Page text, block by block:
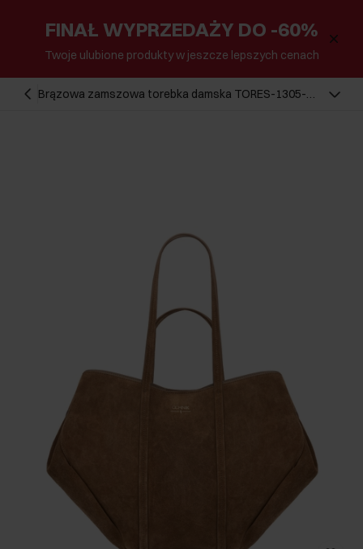
FINAŁ WYPRZEDAŻY DO -60%
Twoje ulubione produkty w jeszcze lepszych cenach
Brązowa zamszowa torebka damska TORES-1305-